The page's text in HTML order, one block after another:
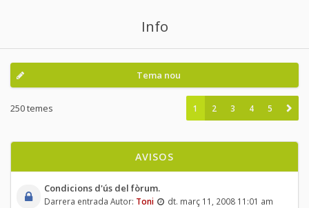
Info
Tema nou
250 temes 1 2 3 4 5
AVISOS
Condicions d'ús del fòrum.
Darrera entrada Autor: Toni dt. març 11, 2008 11:01 am